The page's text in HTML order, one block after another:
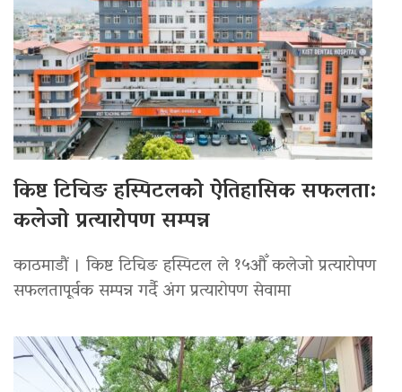
किष्ट टिचिङ हस्पिटलको ऐतिहासिक सफलता:
कलेजो प्रत्यारोपण सम्पन्न
काठमाडौं । किष्ट टिचिङ हस्पिटल ले १५औँ कलेजो प्रत्यारोपण
सफलतापूर्वक सम्पन्न गर्दै अंग प्रत्यारोपण सेवामा